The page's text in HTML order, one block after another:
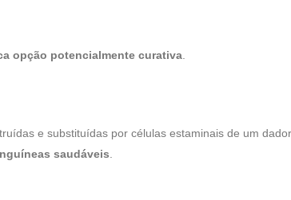
opção potencialmente curativa
e substituídas por células estaminais de um
saudáveis